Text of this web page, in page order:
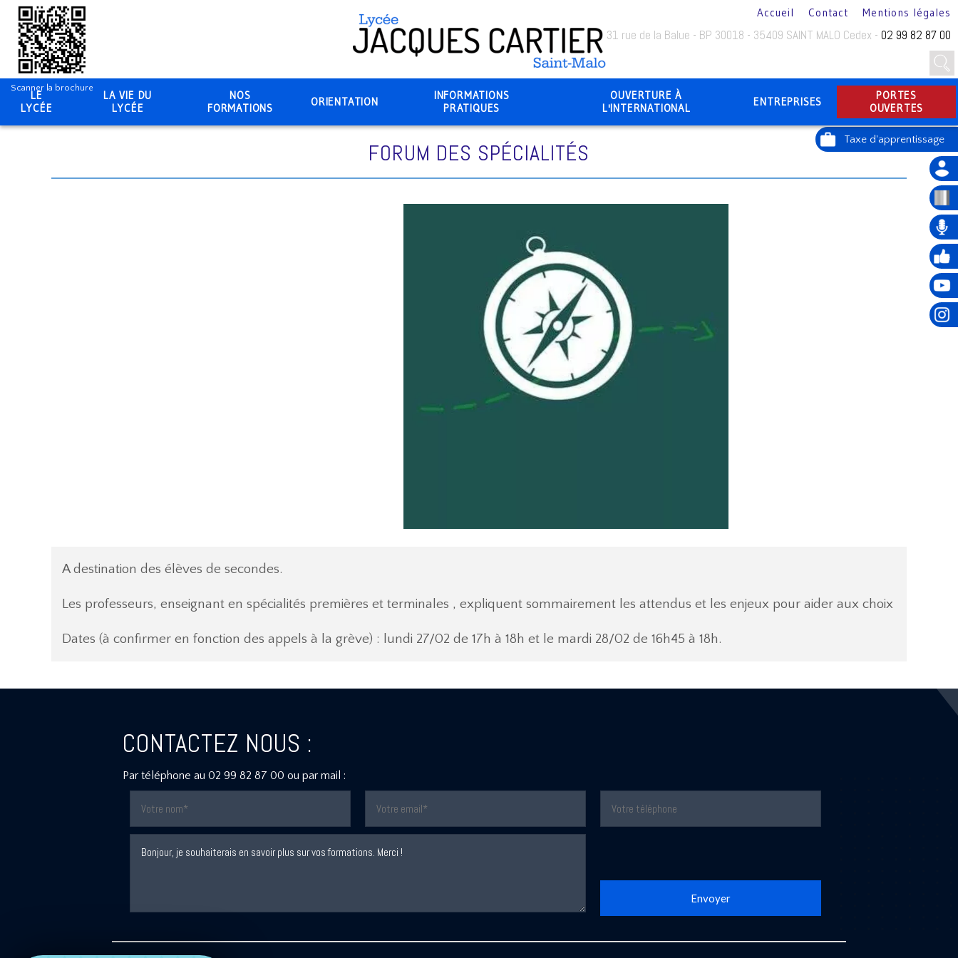
31 rue de la Balue - BP 30018 - 35409 SAINT MALO Cedex - 02 99 82 87 00
Scanner la brochure
LE
LYCÉE
LA VIE DU
LYCÉE
NOS
FORMATIONS
ORIENTATION
INFORMATIONS
PRATIQUES
OUVERTURE À
L'INTERNATIONAL
ENTREPRISES
PORTES
OUVERTES
Accueil Contact Mentions légales
FORUM DES SPÉCIALITÉS
A destination des élèves de secondes.
Les professeurs, enseignant en spécialités premières et terminales , expliquent sommairement les attendus et les enjeux pour aider aux choix
Dates (à confirmer en fonction des appels à la grève) : lundi 27/02 de 17h à 18h et le mardi 28/02 de 16h45 à 18h.
CONTACTEZ NOUS :
Par téléphone au 02 99 82 87 00 ou par mail :